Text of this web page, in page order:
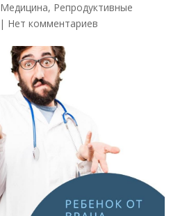
Медицина, Репродуктивные
| Нет комментариев